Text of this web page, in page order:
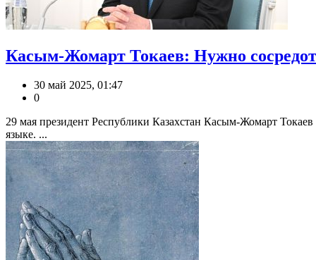
Касым-Жомарт Токаев: Нужно
30 май 2025, 01:47
0
29 мая президент Республики Казахстан Касым-Жомарт
языке. ...